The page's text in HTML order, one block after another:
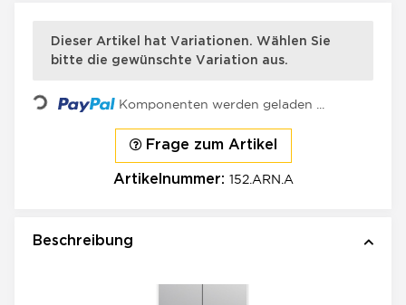
xDieser Artikel hat Variationen. Wählen Sie
bitte die gewünschte Variation aus.
Loading... Komponenten werden geladen ...
Frage zum Artikel
Artikelnummer: 152.ARN.A
Beschreibung